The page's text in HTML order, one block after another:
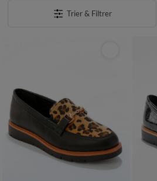
Trier & Filtrer